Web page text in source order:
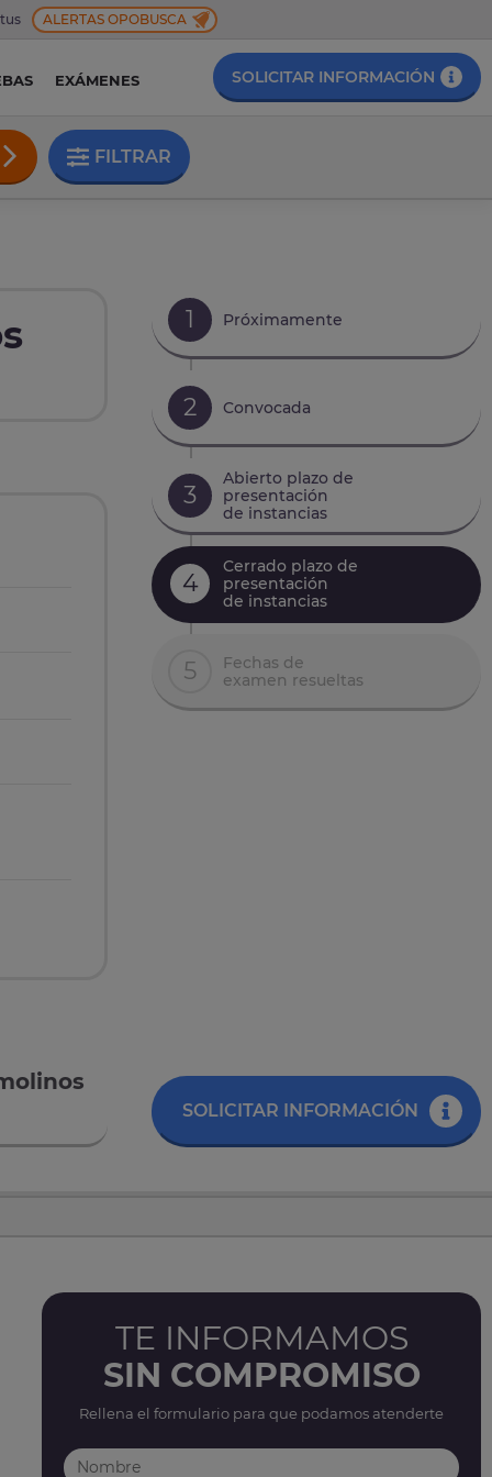
ALERTAS OPOBUSCA
EXÁMENES SOLICITAR INFORMACIÓN
FILTRAR
1 Próximamente
2 Convocada
3
Abierto plazo de
presentación
de instancias
4
Cerrado plazo de
presentación
de instancias
5
Fechas de
examen resueltas
SOLICITAR INFORMACIÓN
TE INFORMAMOS
SIN COMPROMISO
Rellena el formulario para que podamos atenderte